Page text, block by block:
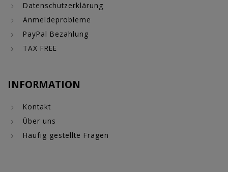
Datenschutzerklärung
Anmeldeprobleme
PayPal Bezahlung
TAX FREE
INFORMATION
Kontakt
Über uns
Häufig gestellte Fragen